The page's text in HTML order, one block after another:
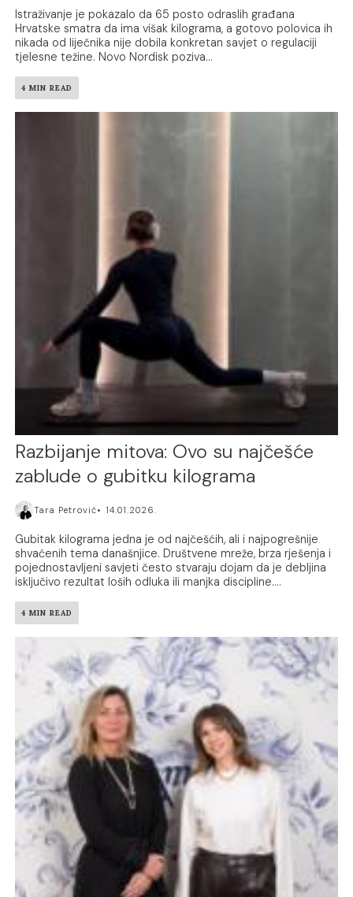
Istraživanje je pokazalo da 65 posto odraslih građana
Hrvatske smatra da ima višak kilograma, a gotovo polovica ih
nikada od liječnika nije dobila konkretan savjet o regulaciji
tjelesne težine. Novo Nordisk poziva...
4 MIN READ
Razbijanje mitova: Ovo su najčešće
zablude o gubitku kilograma
Tara Petrović 14.01.2026.
Gubitak kilograma jedna je od najčešćih, ali i najpogrešnije
shvaćenih tema današnjice. Društvene mreže, brza rješenja i
pojednostavljeni savjeti često stvaraju dojam da je debljina
isključivo rezultat loših odluka ili manjka discipline....
4 MIN READ